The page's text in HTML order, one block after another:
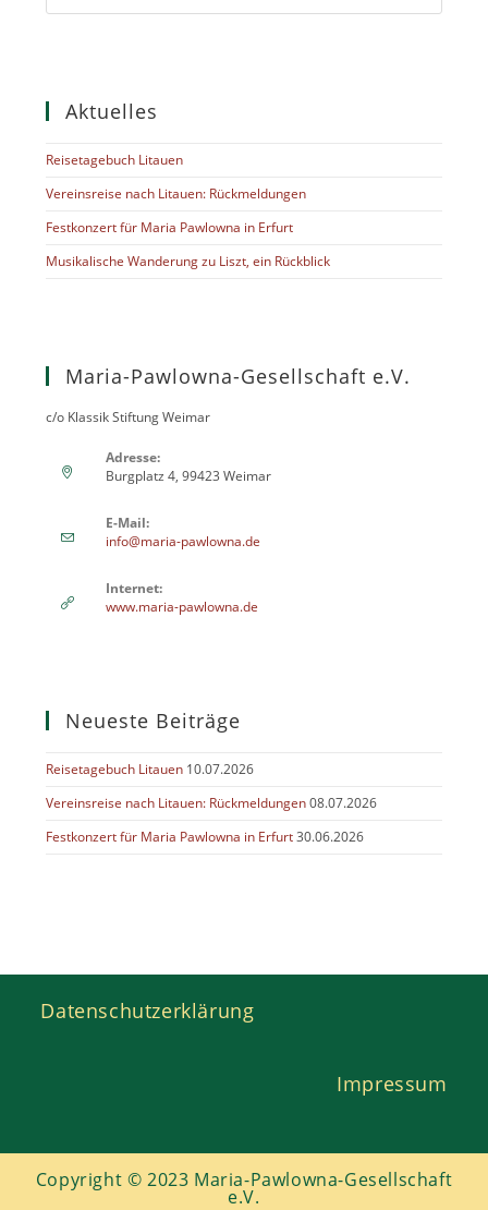
Aktuelles
Reisetagebuch Litauen
Vereinsreise nach Litauen: Rückmeldungen
Festkonzert für Maria Pawlowna in Erfurt
Musikalische Wanderung zu Liszt, ein Rückblick
Maria-Pawlowna-Gesellschaft e.V.
c/o Klassik Stiftung Weimar
Adresse:
Burgplatz 4, 99423 Weimar
E-Mail:
info@maria-pawlowna.de
Internet:
www.maria-pawlowna.de
Neueste Beiträge
Reisetagebuch Litauen 10.07.2026
Vereinsreise nach Litauen: Rückmeldungen 08.07.2026
Festkonzert für Maria Pawlowna in Erfurt 30.06.2026
Datenschutzerklärung
Impressum
Copyright © 2023 Maria-Pawlowna-Gesellschaft
e.V.